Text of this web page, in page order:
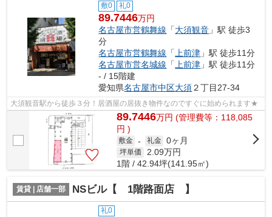
敷0 礼0
89.7446万円
名古屋市営鶴舞線 「大須観音 」駅 徒歩3
分
名古屋市営鶴舞線 「 上前津 」駅 徒歩11分
名古屋市営名城線 「 上前津 」駅 徒歩11分
- / 15階建
愛知県名古屋市中区大須２丁目27-34
大須観音駅から徒歩３分！居酒屋の居抜き物件なのですぐに始められます★
89.7446万円 (管理費等：118,085
円 )
敷金 - 礼金 0ヶ月
坪単価 2.09万円
1階 / 42.94坪(141.95㎡)
賃貸 | 店舗一部 NSビル【 1階路面店 】
礼0